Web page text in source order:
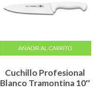
Cuchillo Profesional
Blanco Tramontina 10″
AÑADIR AL CARRITO